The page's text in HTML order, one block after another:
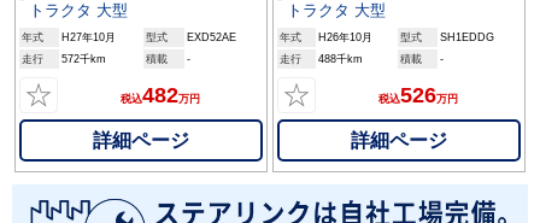
トラクタ 大型
年式 H27年10月 型式
EXD52AE
走行
572千km 積載 -
☆ 税込482万円
詳細ページ
トラクタ 大型
年式 H26年10月 型式
SH1EDDG
走行
488千km 積載 -
☆ 税込526万円
詳細ページ